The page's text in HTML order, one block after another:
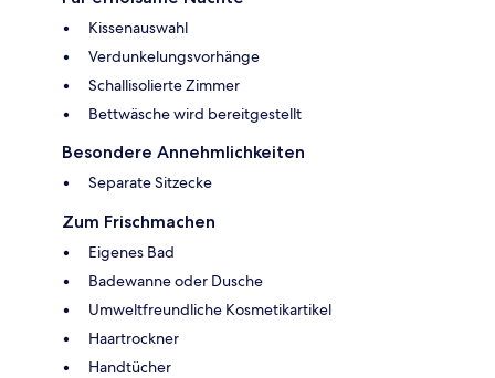
Kissenauswahl
Verdunkelungsvorhänge
Schallisolierte Zimmer
Bettwäsche wird bereitgestellt
Besondere Annehmlichkeiten
Separate Sitzecke
Zum Frischmachen
Eigenes Bad
Badewanne oder Dusche
Umweltfreundliche Kosmetikartikel
Haartrockner
Handtücher